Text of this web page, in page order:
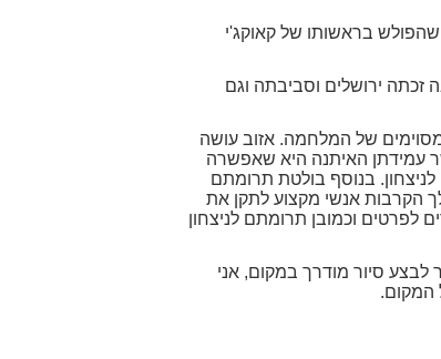
במלחמת העצמאות וליתר דיוק מתאר את 11 ימי הלחימה עד שהפולש בראשותו של קאוקג'י
ירושלים וסביבתה וגם
של המלחמה. אזוב עושה
עמידתן האיתנה היא שאפשרה
בנוסף בולטת תרומתם
הקרבות אנשי מקצוע לתקן את
לפרטים וכמובן תרומתם לניצחון
לבצע סיור מודרך במקום, אני
המקום.